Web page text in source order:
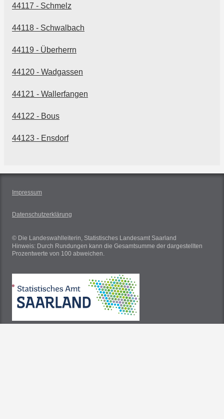
44117 - Schmelz
44118 - Schwalbach
44119 - Überherrn
44120 - Wadgassen
44121 - Wallerfangen
44122 - Bous
44123 - Ensdorf
Impressum
Datenschutzerklärung
© Die Landeswahlleiterin, Statistisches Landesamt Saarland
Hinweis: Durch Rundungen kann die Gesamtsumme der dargestellten
Prozentwerte von 100 abweichen.